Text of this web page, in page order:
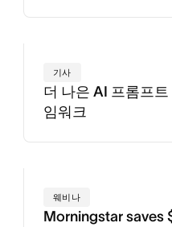
기사
더 나은 AI 프롬프
임워크
웨비나
Morningstar saves